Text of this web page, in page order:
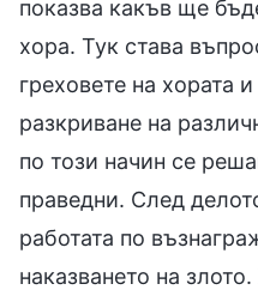
показва какъв ще
хора. Тук става
греховете на хората
разкриване на
по този начин се
праведни. След
работата по
наказването на